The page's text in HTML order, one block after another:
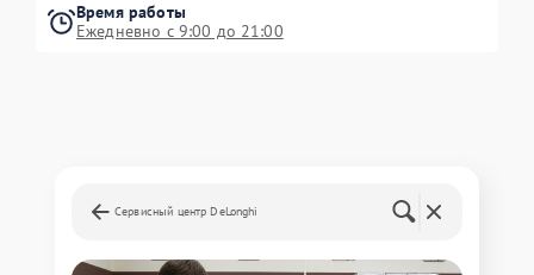
Время работы
Ежедневно с 9:00 до 21:00
Сервисный центр DeLonghi